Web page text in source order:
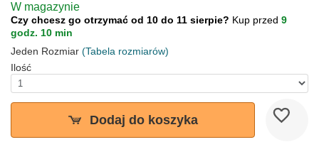
W magazynie
Czy chcesz go otrzymać od 10 do 11 sierpie? Kup przed 9
godz. 10 min
Jeden Rozmiar (Tabela rozmiarów)
Ilość
Dodaj do koszyka